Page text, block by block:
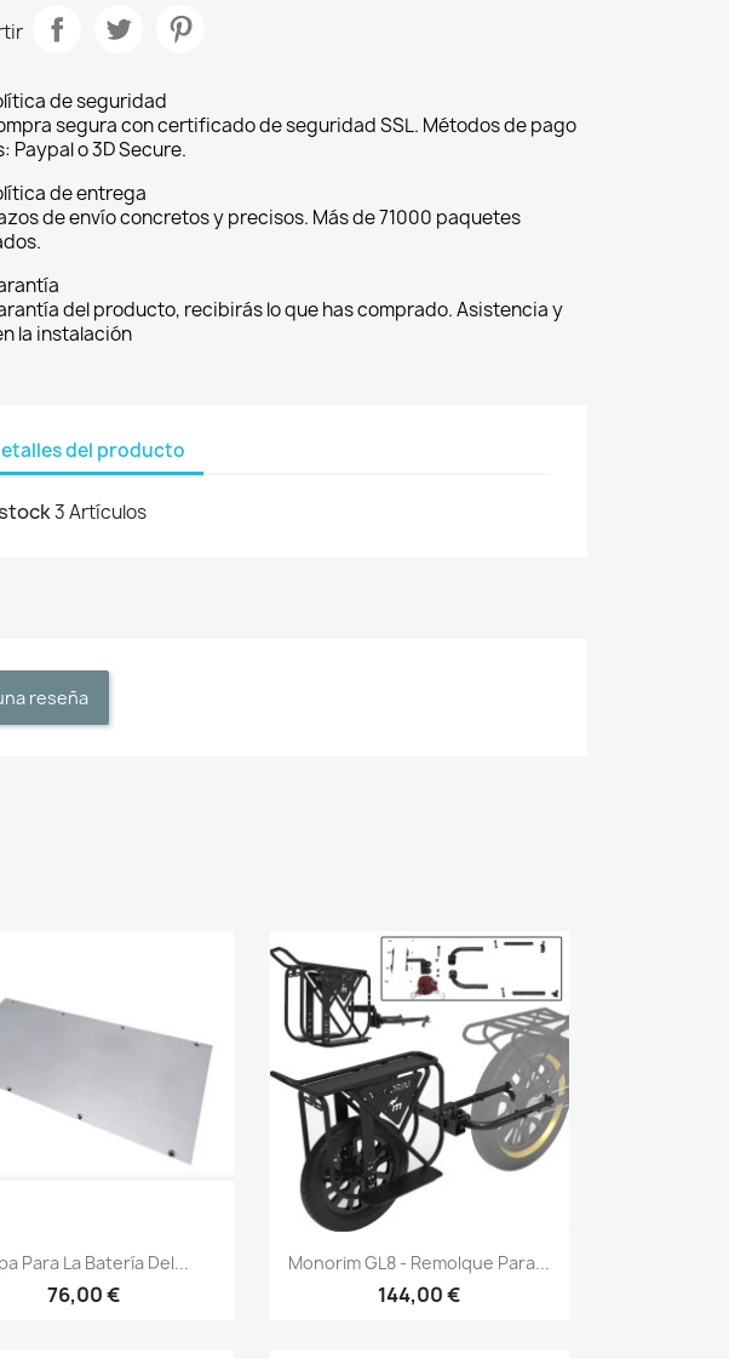
de seguridad
segura con certificado de seguridad SSL. Métodos de pago
Paypal o 3D Secure.
de entrega
de envío concretos y precisos. Más de 71000 paquetes
del producto, recibirás lo que has comprado. Asistencia y
la instalación
del producto
3 Artículos
reseña
Vista rápida
Para La Batería Del...
76,00 €
Vista rápida
Monorim GL8 - Remolque Para...
144,00 €